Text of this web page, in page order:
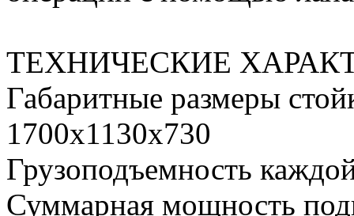
ТЕХНИЧЕСКИЕ
Габаритные размеры
1700х1130х730
Грузоподъемность
Суммарная мощность